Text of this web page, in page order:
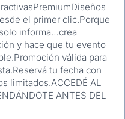
el primer clic.Porque
informa…crea
y hace que tu evento
válida para
tu fecha con
limitados.ACCEDÉ AL
ANTES DEL